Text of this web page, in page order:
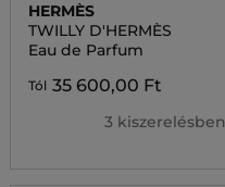
HERMÈS
TWILLY D'HERMÈS
Eau de Parfum
Tól 35 600,00 Ft
3 kiszerelésben